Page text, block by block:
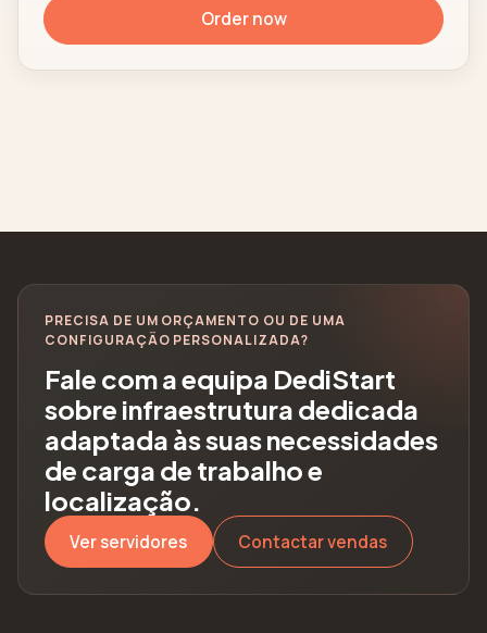
Order now
PRECISA DE UM ORÇAMENTO OU DE UMA
CONFIGURAÇÃO PERSONALIZADA?
Fale com a equipa DediStart
sobre infraestrutura dedicada
adaptada às suas necessidades
de carga de trabalho e
localização.
Ver servidores Contactar vendas